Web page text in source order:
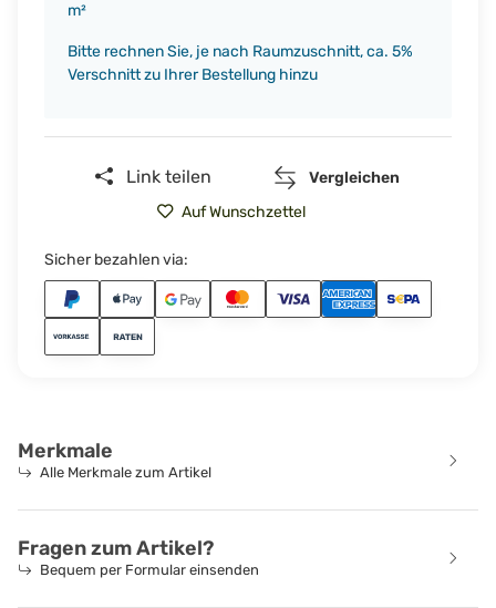
m²
Bitte rechnen Sie, je nach Raumzuschnitt, ca. 5%
Verschnitt zu Ihrer Bestellung hinzu
Link teilen
Vergleichen
Auf Wunschzettel
Sicher bezahlen via:
Merkmale
Alle Merkmale zum Artikel
Fragen zum Artikel?
Bequem per Formular einsenden